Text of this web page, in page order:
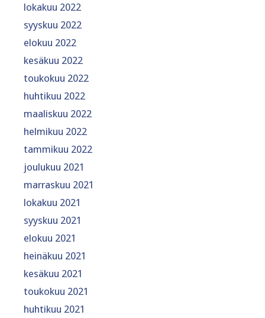
lokakuu 2022
syyskuu 2022
elokuu 2022
kesäkuu 2022
toukokuu 2022
huhtikuu 2022
maaliskuu 2022
helmikuu 2022
tammikuu 2022
joulukuu 2021
marraskuu 2021
lokakuu 2021
syyskuu 2021
elokuu 2021
heinäkuu 2021
kesäkuu 2021
toukokuu 2021
huhtikuu 2021